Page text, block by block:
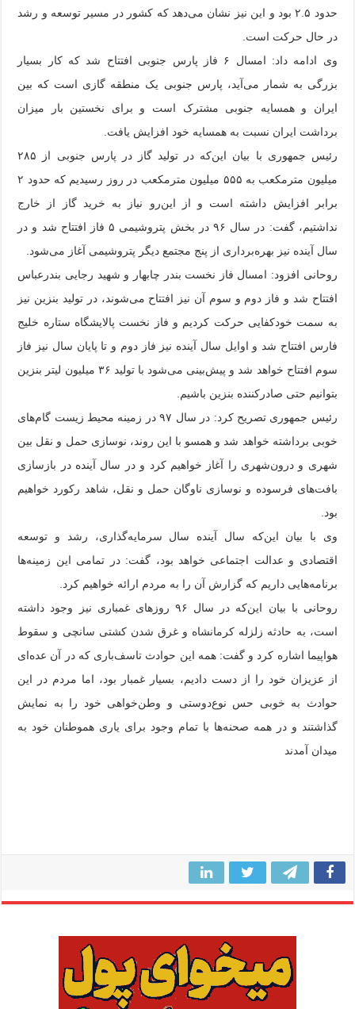
حدود ۲.۵ بود و این نیز نشان می‌دهد که کشور در مسیر توسعه و رشد
در حال حرکت است.
وی ادامه داد: امسال ۶ فاز پارس جنوبی افتتاح شد که کار بسیار
بزرگی به شمار می‌آید، پارس جنوبی یک منطقه گازی است که بین
ایران و همسایه جنوبی مشترک است و برای نخستین بار میزان
برداشت ایران نسبت به همسایه خود افزایش یافت.
رئیس جمهوری با بیان این‌که در تولید گاز در پارس جنوبی از ۲۸۵
میلیون مترمکعب به ۵۵۵ میلیون مترمکعب در روز رسیدیم که حدود ۲
برابر افزایش داشته است و از این‌رو نیاز به خرید گاز از خارج
نداشتیم، گفت: در سال ۹۶ در بخش پتروشیمی ۵ فاز افتتاح شد و در
سال آینده نیز بهره‌برداری از پنج مجتمع دیگر پتروشیمی آغاز می‌شود.
روحانی افزود: امسال فاز نخست بندر چابهار و شهید رجایی بندرعباس
افتتاح شد و فاز دوم و سوم آن نیز افتتاح می‌شوند، در تولید بنزین نیز
به سمت خودکفایی حرکت کردیم و فاز نخست پالایشگاه ستاره خلیج
فارس افتتاح شد و اوایل سال آینده نیز فاز دوم و تا پایان سال نیز فاز
سوم افتتاح خواهد شد و پیش‌بینی می‌شود با تولید ۳۶ میلیون لیتر بنزین
بتوانیم حتی صادرکننده بنزین باشیم.
رئیس جمهوری تصریح کرد: در سال ۹۷ در زمینه محیط زیست گام‌های
خوبی برداشته خواهد شد و همسو با این روند، نوسازی حمل و نقل بین
شهری و درون‌شهری را آغاز خواهیم کرد و در سال آینده در بازسازی
بافت‌های فرسوده و نوسازی ناوگان حمل و نقل، شاهد رکورد خواهیم
بود.
وی با بیان این‌که سال آینده سال سرمایه‌گذاری، رشد و توسعه
اقتصادی و عدالت اجتماعی خواهد بود، گفت: در تمامی این زمینه‌ها
برنامه‌هایی داریم که گزارش آن را به مردم ارائه خواهیم کرد.
روحانی با بیان این‌که در سال ۹۶ روزهای غمباری نیز وجود داشته
است، به حادثه زلزله کرمانشاه و غرق شدن کشتی سانچی و سقوط
هواپیما اشاره کرد و گفت: همه این حوادث تاسف‌باری که در آن عده‌ای
از عزیزان خود را از دست دادیم، بسیار غمبار بود، اما مردم در این
حوادث به خوبی حس نوع‌دوستی و وطن‌خواهی خود را به نمایش
گذاشتند و در همه صحنه‌ها با تمام وجود برای یاری هموطنان خود به
میدان آمدند